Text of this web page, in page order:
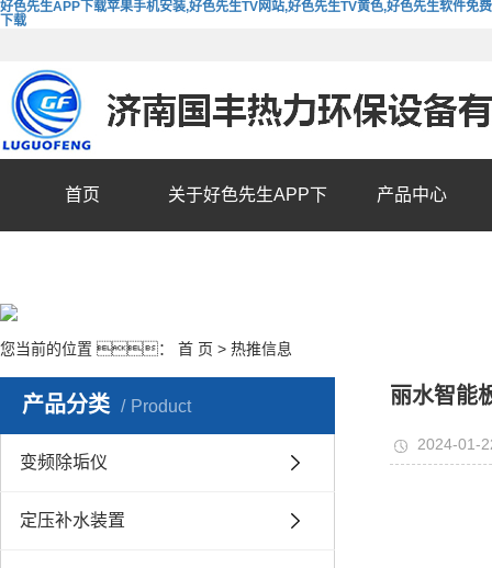
好色先生APP下载苹果手机安装,好色先生TV网站,好色先生TV黄色,好色先生软件免费
下载
首页 关于好色先生APP下 产品中心
您当前的位置 ： 首 页 > 热推信息
产品分类 Product
变频除垢仪
定压补水装置
丽水智能
2024-01-